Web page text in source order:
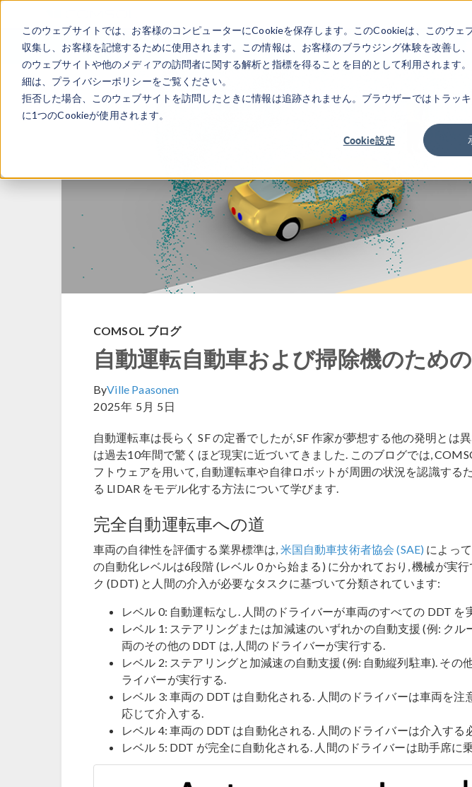
このウェブサイトでは、お客様のコンピューターにCookieを保存します。このCookieは、このウェ
収集し、お客様を記憶するために使用されます。この情報は、お客様のブラウジング体験を改善し
のウェブサイトや他のメディアの訪問者に関する解析と指標を得ることを目的として利用されます
細は、プライバシーポリシーをご覧ください。
拒否した場合、このウェブサイトを訪問したときに情報は追跡されません。ブラウザーではトラッ
に1つのCookieが使用されます。
Cookie設定
製品
COMSOL ブログ
自動運転自動車および掃除機のため
ByVille Paasonen
2025年 5月 5日
自動運転車は長らく SF の定番でしたが, SF 作家が夢想する他の発明とは
は過去10年間で驚くほど現実に近づいてきました. このブログでは,
フトウェアを用いて, 自動運転車や自律ロボットが周囲の状況を認識する
る LIDAR をモデル化する方法について学びます.
完全自動運転車への道
車両の自律性を評価する業界標準は, 米国自動車技術者協会 (SAE) によっ
の自動化レベルは6段階 (レベル 0 から始まる) に分かれており, 機械が実
ク (DDT) と人間の介入が必要なタスクに基づいて分類されています:
レベル 0: 自動運転なし. 人間のドライバーが車両のすべての DDT を
レベル 1: ステアリングまたは加減速のいずれかの自動支援 (例: クル
両のその他の DDT は, 人間のドライバーが実行する.
レベル 2: ステアリングと加減速の自動支援 (例: 自動縦列駐車). その
ライバーが実行する.
レベル 3: 車両の DDT は自動化される. 人間のドライバーは車両を注
応じて介入する.
レベル 4: 車両の DDT は自動化される. 人間のドライバーは介入する
レベル 5: DDT が完全に自動化される. 人間のドライバーは助手席に